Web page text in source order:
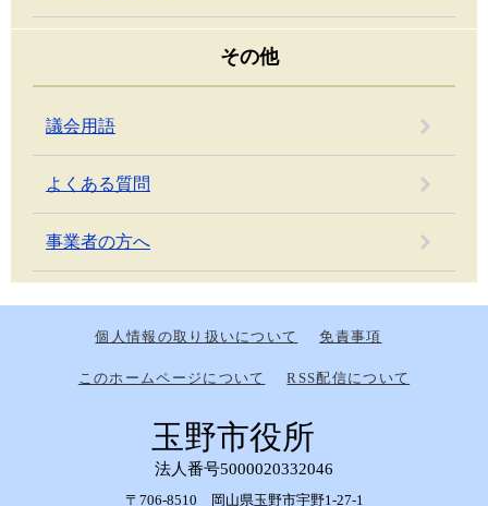
その他
議会用語
よくある質問
事業者の方へ
個人情報の取り扱いについて 免責事項
このホームページについて RSS配信について
玉野市役所
法人番号5000020332046
〒706-8510 岡山県玉野市宇野1-27-1